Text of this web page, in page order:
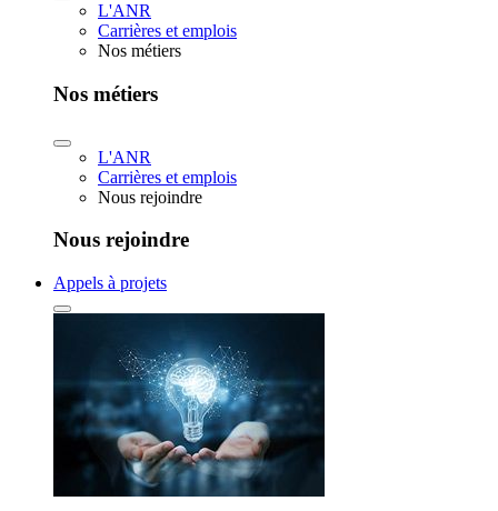
L'ANR
Carrières et emplois
Nos métiers
Nos métiers
L'ANR
Carrières et emplois
Nous rejoindre
Nous rejoindre
Appels à projets